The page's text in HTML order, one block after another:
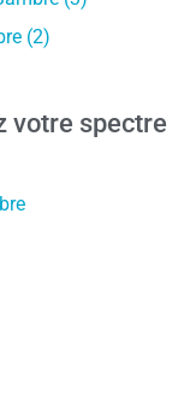
(2)
votre spectre